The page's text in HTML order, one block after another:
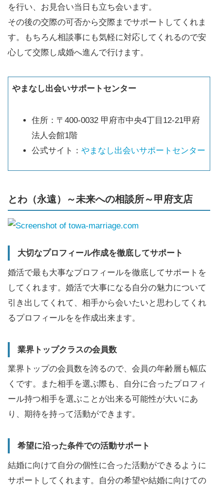
を行い、お見合い当日も立ち会います。
その後の交際の可否から交際までサポートしてくれま
す。もちろん相談事にも気軽に対応してくれるので安
心して交際し成婚へ進んで行けます。
やまなし出会いサポートセンター
住所：〒400-0032 甲府市中央4丁目12-21甲府
法人会館1階
公式サイト： やまなし出会いサポートセンター
とわ（永遠）～未来への相談所～甲府支店
大切なプロフィール作成を徹底してサポート
婚活で最も大事なプロフィールを徹底してサポートを
してくれます。婚活で大事になる自分の魅力について
引き出してくれて、相手から会いたいと思わしてくれ
るプロフィールをを作成出来ます。
業界トップクラスの会員数
業界トップの会員数を誇るので、会員の年齢層も幅広
くです。また相手を選ぶ際も、自分に合ったプロフィ
ール持つ相手を選ぶことが出来る可能性が大いにあ
り、期待を持って活動ができます。
希望に沿った条件での活動サポート
結婚に向けて自分の個性に合った活動ができるように
サポートしてくれます。自分の希望や結婚に向けての